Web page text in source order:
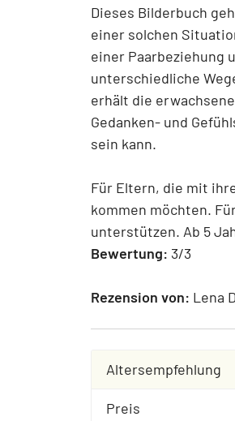
Dieses Bilderbuch
einer solchen
einer Paarbeziehung
unterschiedliche
erhält die
Gedanken- und
sein kann.
Für Eltern, die mit
kommen möchten.
unterstützen. Ab 5
Bewertung: 3/3
Rezension von: Lena
Altersempfehlung
Preis